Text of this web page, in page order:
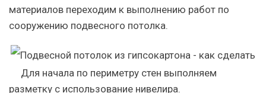
материалов переходим к выполнению работ по
сооружению подвесного потолка.
Для начала по периметру стен выполняем
разметку с использование нивелира.